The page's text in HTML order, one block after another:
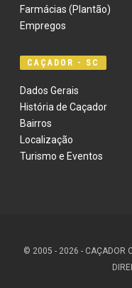
Farmácias (Plantão)
Empregos
CAÇADOR - SC
Dados Gerais
História de Caçador
Bairros
Localização
Turismo e Eventos
© 2005 - 2026 - CAÇADOR